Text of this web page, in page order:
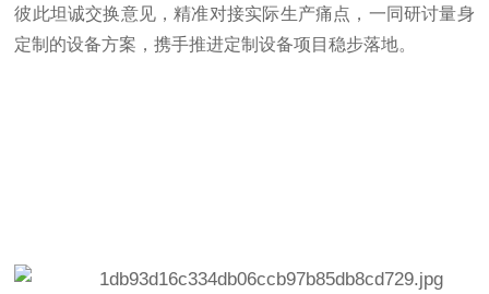
彼此坦诚交换意见，精准对接实际生产痛点，一同研讨量身
定制的设备方案，携手推进定制设备项目稳步落地。